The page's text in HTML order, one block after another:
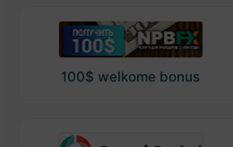
100$ welkome bonus